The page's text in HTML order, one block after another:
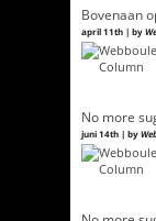
Bovenaan
april 11th | by
No more
juni 14th | by